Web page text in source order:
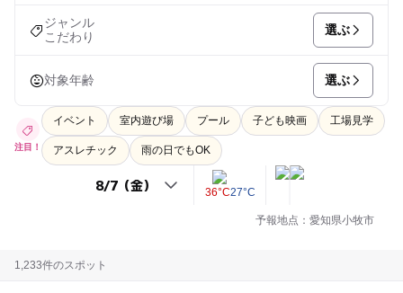
ジャンル
こだわり
選ぶ
対象年齢 選ぶ
注目！
イベント 室内遊び場 プール 子ども映画 工場見学
アスレチック 雨の日でもOK
36°C27°C
予報地点：愛知県小牧市
1,233件のスポット